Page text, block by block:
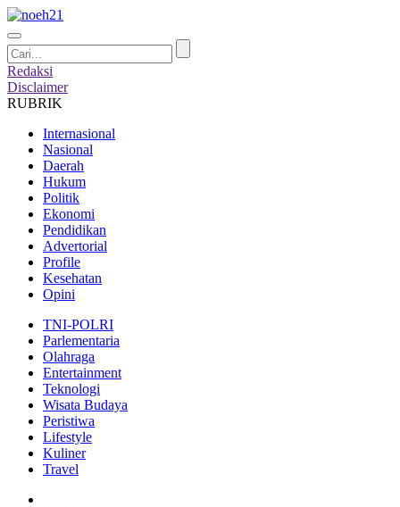
Redaksi
Disclaimer
RUBRIK
Internasional
Nasional
Daerah
Hukum
Politik
Ekonomi
Pendidikan
Advertorial
Profile
Kesehatan
Opini
TNI-POLRI
Parlementaria
Olahraga
Entertainment
Teknologi
Wisata Budaya
Peristiwa
Lifestyle
Kuliner
Travel